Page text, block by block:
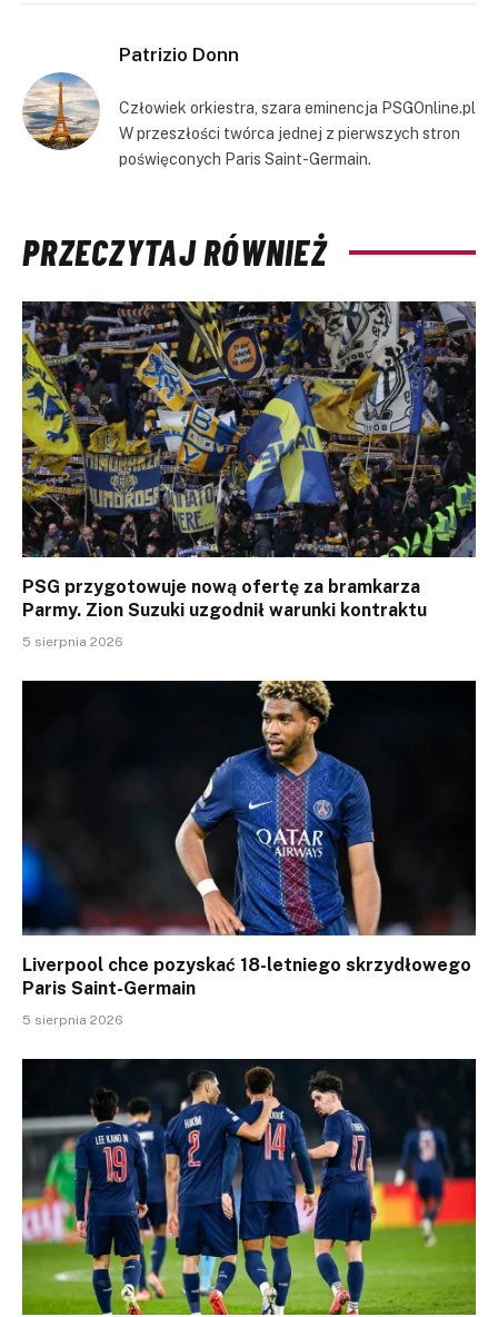
Patrizio Donn
Człowiek orkiestra, szara eminencja PSGOnline.pl
W przeszłości twórca jednej z pierwszych stron
poświęconych Paris Saint-Germain.
PRZECZYTAJ RÓWNIEŻ
PSG przygotowuje nową ofertę za bramkarza
Parmy. Zion Suzuki uzgodnił warunki kontraktu
5 sierpnia 2026
Liverpool chce pozyskać 18-letniego skrzydłowego
Paris Saint-Germain
5 sierpnia 2026